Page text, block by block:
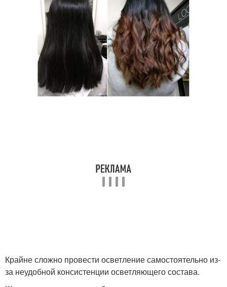
Крайне сложно провести осветление самостоятельно из-
за неудобной консистенции осветляющего состава.